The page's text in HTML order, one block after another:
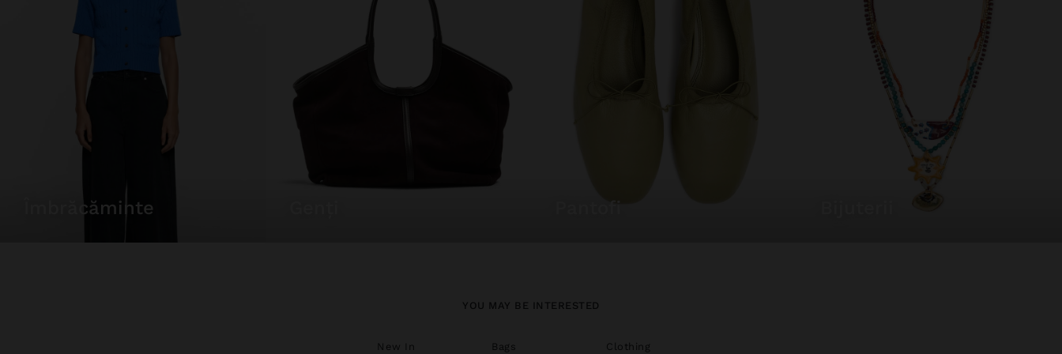
îmbrăcăminte
YOU MAY BE INTERESTED
New In Bags Clothing